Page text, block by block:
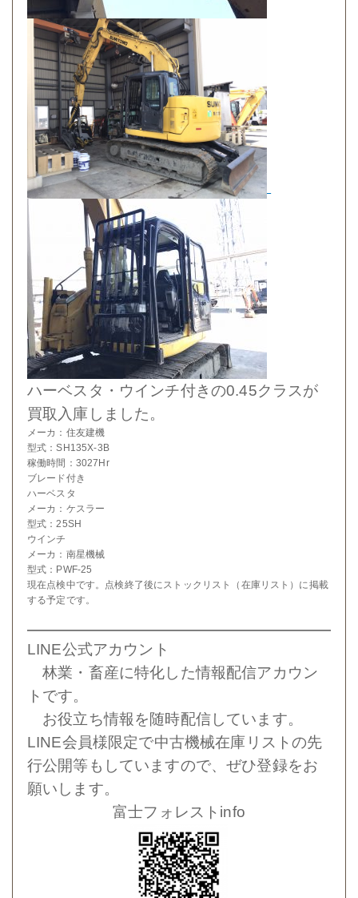
ハーベスタ・ウインチ付きの0.45クラスが
買取入庫しました。
メーカ：住友建機
型式：SH135X-3B
稼働時間：3027Hr
ブレード付き
ハーベスタ
メーカ：ケスラー
型式：25SH
ウインチ
メーカ：南星機械
型式：PWF-25
現在点検中です。点検終了後にストックリスト（在庫リスト）に掲載
する予定です。
LINE公式アカウント
林業・畜産に特化した情報配信アカウン
トです。
お役立ち情報を随時配信しています。
LINE会員様限定で中古機械在庫リストの先
行公開等もしていますので、ぜひ登録をお
願いします。
富士フォレストinfo